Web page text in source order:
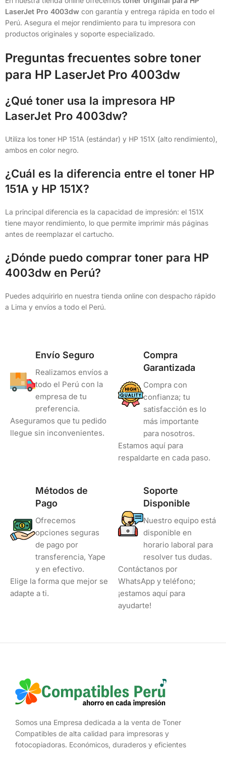
LaserJet Pro 4003dw con garantía y entrega rápida en todo el
Perú. Asegura el mejor rendimiento para tu impresora con
productos originales y soporte especializado.
Preguntas frecuentes sobre toner
para HP LaserJet Pro 4003dw
¿Qué toner usa la impresora HP
LaserJet Pro 4003dw?
Utiliza los toner HP 151A (estándar) y HP 151X (alto rendimiento),
ambos en color negro.
¿Cuál es la diferencia entre el toner HP
151A y HP 151X?
La principal diferencia es la capacidad de impresión: el 151X
tiene mayor rendimiento, lo que permite imprimir más páginas
antes de reemplazar el cartucho.
¿Dónde puedo comprar toner para HP
4003dw en Perú?
Puedes adquirirlo en nuestra tienda online con despacho rápido
a Lima y envíos a todo el Perú.
Envío Seguro
Realizamos envíos a
todo el Perú con la
empresa de tu
preferencia.
Aseguramos que tu pedido
llegue sin inconvenientes.
Compra
Garantizada
Compra con
confianza; tu
satisfacción es lo
más importante
para nosotros.
Estamos aquí para
respaldarte en cada paso.
Métodos de
Pago
Ofrecemos
opciones seguras
de pago por
transferencia, Yape
y en efectivo.
Elige la forma que mejor se
adapte a ti.
Soporte
Disponible
Nuestro equipo está
disponible en
horario laboral para
resolver tus dudas.
Contáctanos por
WhatsApp y teléfono;
¡estamos aquí para
ayudarte!
Somos una Empresa dedicada a la venta de Toner
Compatibles de alta calidad para impresoras y
fotocopiadoras. Económicos, duraderos y eficientes